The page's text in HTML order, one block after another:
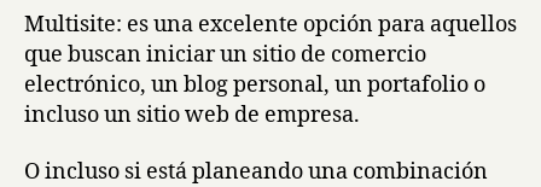
Multisite: es una excelente opción para aquellos
que buscan iniciar un sitio de comercio
electrónico, un blog personal, un portafolio o
incluso un sitio web de empresa.
O incluso si está planeando una combinación